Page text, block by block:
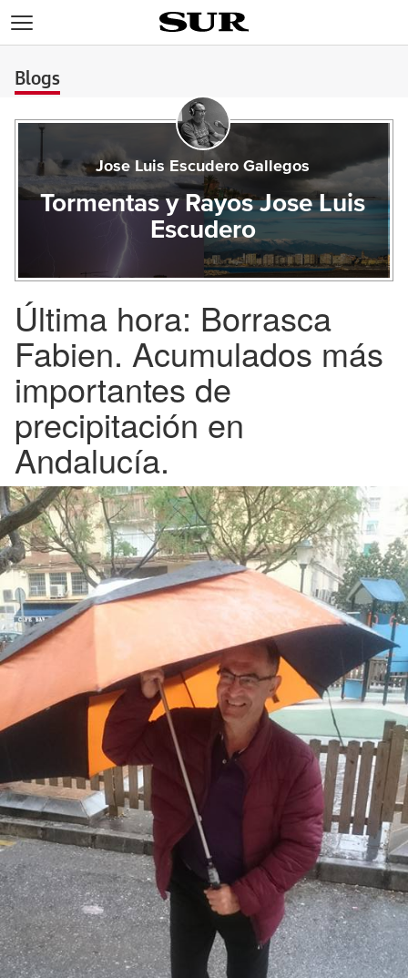
Blogs
Jose Luis Escudero Gallegos
Tormentas y Rayos Jose Luis
Escudero
Última hora: Borrasca
Fabien. Acumulados más
importantes de
precipitación en
Andalucía.